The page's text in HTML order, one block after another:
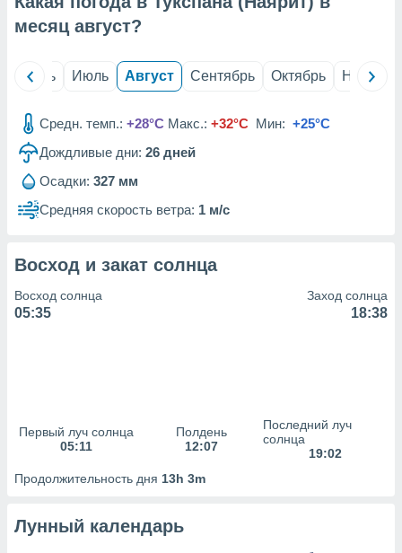
из
данных
наших 1199
месяц август?
Июнь Июль Август Сентябрь Октябрь Ноябрь
Средн. темп.: +28°C Макс.: +32°C Мин: +25°C
Дождливые дни: 26 дней
Осадки: 327 мм
Средняя скорость ветра: 1 м/с
Восход и закат солнца
Восход солнца
05:35
Заход солнца
18:38
Первый луч солнца
05:11
Полдень
12:07
Последний луч
солнца
19:02
Продолжительность дня 13h 3m
Лунный календарь